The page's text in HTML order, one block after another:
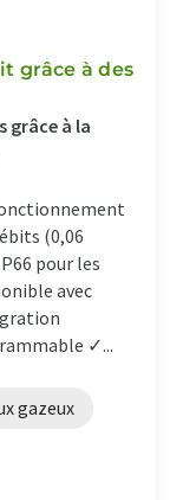
grâce à des
grâce à la
(0,06
pour les
avec
✓...
gazeux